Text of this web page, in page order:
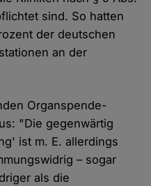
sind. So hatten
der deutschen
an der
Organspende-
"Die gegenwärtig
ist m. E. allerdings
– sogar
als die